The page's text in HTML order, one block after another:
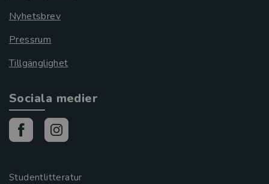
Nyhetsbrev
Pressrum
Tillgänglighet
Sociala medier
Studentlitteratur